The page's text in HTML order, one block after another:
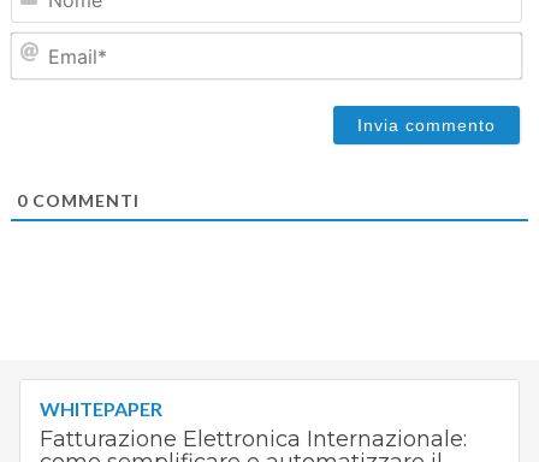
0COMMENTI
WHITEPAPER
Fatturazione Elettronica Internazionale: